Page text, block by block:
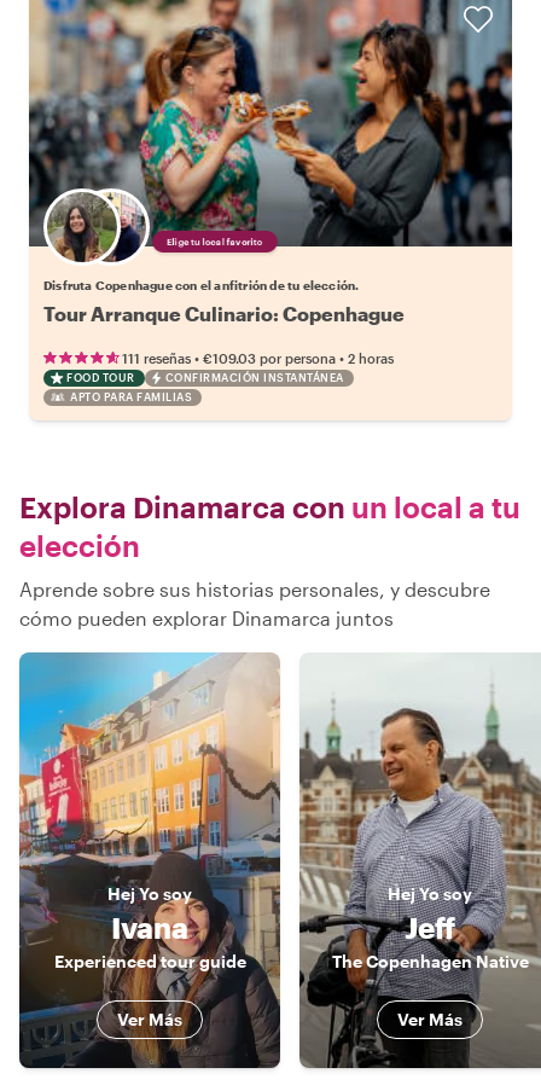
Elige tu local favorito
Disfruta Copenhague con el anfitrión de tu elección.
Tour Arranque Culinario: Copenhague
111 reseñas • €109.03 por persona • 2 horas
FOOD TOUR
CONFIRMACIÓN INSTANTÁNEA
APTO PARA FAMILIAS
Explora Dinamarca con un local a tu
elección
Aprende sobre sus historias personales, y descubre
cómo pueden explorar Dinamarca juntos
HejYo soy
Ivana
Experienced tour guide
Ver Más
HejYo soy
Jeff
The Copenhagen Native
Ver Más